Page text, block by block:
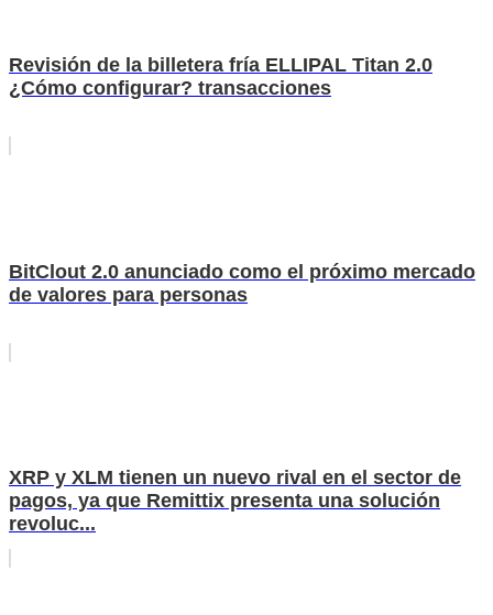
Revisión de la billetera fría ELLIPAL Titan 2.0
¿Cómo configurar? transacciones
BitClout 2.0 anunciado como el próximo mercado
de valores para personas
XRP y XLM tienen un nuevo rival en el sector de
pagos, ya que Remittix presenta una solución
revoluc...